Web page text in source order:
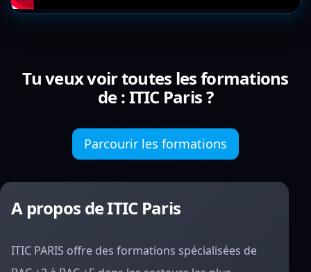
Tu veux voir toutes les formations
de : ITIC Paris ?
Parcourir les formations
A propos de ITIC Paris
ITIC PARIS offre des formations spécialisées de